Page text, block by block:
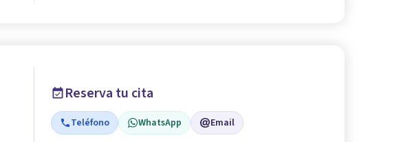
Reserva tu cita
Teléfono WhatsApp Email